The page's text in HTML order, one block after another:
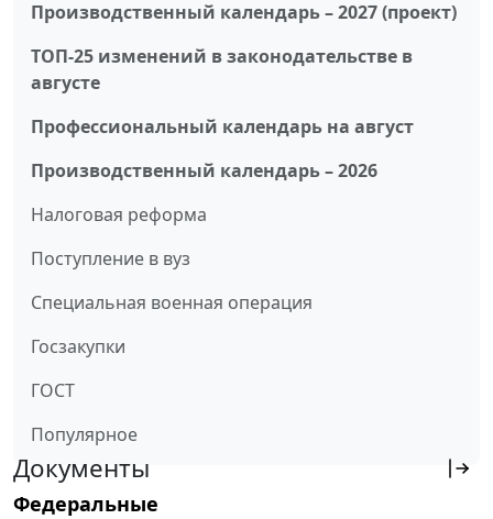
Производственный календарь – 2027 (проект)
ТОП-25 изменений в законодательстве в
августе
Профессиональный календарь на август
Производственный календарь – 2026
Налоговая реформа
Поступление в вуз
Специальная военная операция
Госзакупки
ГОСТ
Популярное
Документы
Федеральные